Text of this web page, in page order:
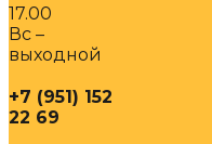
17.00
Вс –
выходной
+7 (951) 152
22 69